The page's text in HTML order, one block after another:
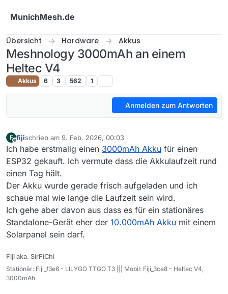
MunichMesh.de
Übersicht Hardware Akkus
Meshnology 3000mAh an einem
Heltec V4
Akkus 6 3 562 1
Anmelden zum Antworten
F
Offline
fijischrieb am 9. Feb. 2026, 00:03
zuletzt editiert von
Ich habe erstmalig einen 3000mAh Akku für einen
ESP32 gekauft. Ich vermute dass die Akkulaufzeit rund
einen Tag hält.
Der Akku wurde gerade frisch aufgeladen und ich
schaue mal wie lange die Laufzeit sein wird.
Ich gehe aber davon aus dass es für ein stationäres
Standalone-Gerät eher der 10.000mAh Akku mit einem
Solarpanel sein darf.
Fiji aka. SirFiChi
Stationär: Fiji_f3e8 - LILYGO TTGO T3 ||| Mobil: Fiji_3ce8 - Heltec V4,
3000mAh